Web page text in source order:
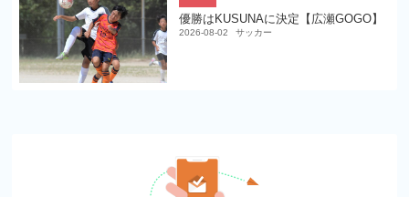
優勝はKUSUNAに決定【広瀬GOGO】
2026-08-02 サッカー